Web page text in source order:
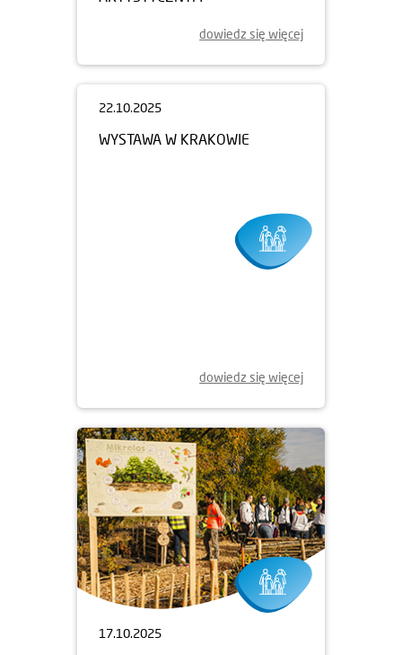
dowiedz się więcej
dowiedz się więcej
17.10.2025